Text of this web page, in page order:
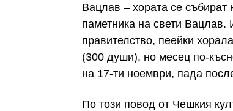
Вацлав – хората се
паметника на свети Вацлав.
правителство, пеейки
(300 души), но месец по-
на 17-ти ноември, пада
По този повод от Чешкия